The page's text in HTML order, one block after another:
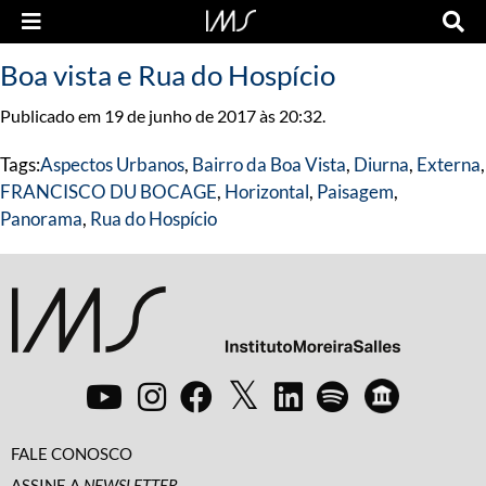
Boa vista e Rua do Hospício
Publicado em 19 de junho de 2017 às 20:32.
Tags:Aspectos Urbanos, Bairro da Boa Vista, Diurna, Externa,
FRANCISCO DU BOCAGE, Horizontal, Paisagem,
Panorama, Rua do Hospício
FALE CONOSCO